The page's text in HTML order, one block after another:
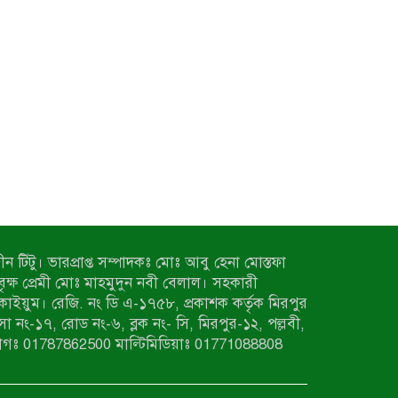
ভারপ্রাপ্ত সম্পাদকঃ মোঃ আবু হেনা মোস্তফা
প্রেমী মোঃ মাহমুদুন নবী বেলাল। সহকারী
রেজি. নং ডি এ-১৭৫৮, প্রকাশক কর্তৃক মিরপুর
নং-১৭, রোড নং-৬, ব্লক নং- সি, মিরপুর-১২, পল্লবী,
01787862500 মাল্টিমিডিয়াঃ 01771088808